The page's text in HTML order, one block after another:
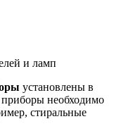
и ламп
установлены в
необходимо
стиральные